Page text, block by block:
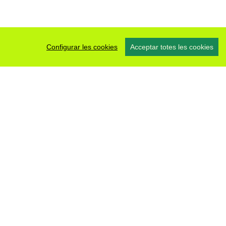
Configurar les cookies Acceptar totes les cookies